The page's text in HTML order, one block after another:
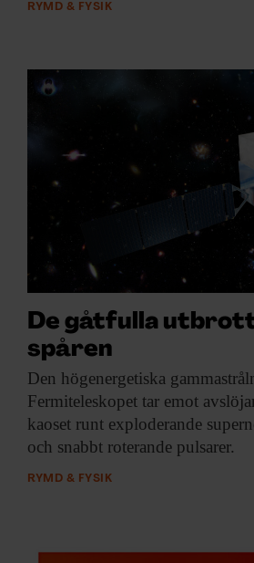
RYMD & FYSIK
De gåtfulla
spåren
Den högenergetiska
Fermiteleskopet tar emot
kaoset runt exploderande
och snabbt roterande pulsarer.
RYMD & FYSIK